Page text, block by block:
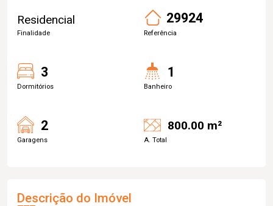
Residencial
Finalidade
29924
Referência
3
Dormitórios
1
Banheiro
2
Garagens
800.00 m²
A. Total
Descrição do Imóvel